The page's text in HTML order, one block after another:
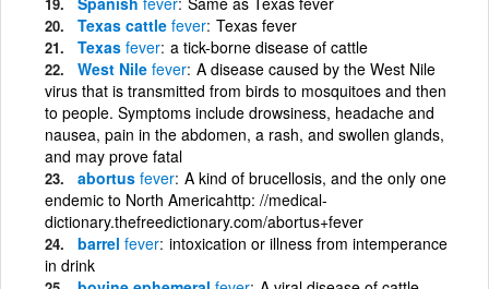
Texas cattle fever Texas fever
Texas fever a tick-borne disease of cattle
West Nile fever A disease caused by the West Nile
virus that is transmitted from birds to mosquitoes and then
to people. Symptoms include drowsiness, headache and
nausea, pain in the abdomen, a rash, and swollen glands,
and may prove fatal
abortus fever A kind of brucellosis, and the only one
endemic to North Americahttp: //medical-
dictionary.thefreedictionary.com/abortus+fever
barrel fever intoxication or illness from intemperance
in drink